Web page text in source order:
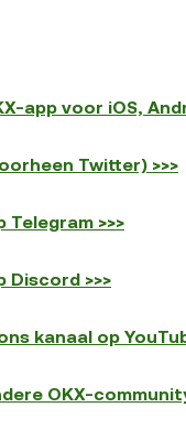
app voor iOS,
Twitter) >>>
>>>
Discord >>>
kanaal op
OKX-